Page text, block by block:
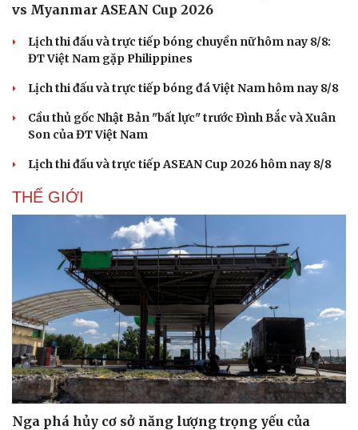
vs Myanmar ASEAN Cup 2026
Lịch thi đấu và trực tiếp bóng chuyền nữ hôm nay 8/8:
ĐT Việt Nam gặp Philippines
Lịch thi đấu và trực tiếp bóng đá Việt Nam hôm nay 8/8
Cầu thủ gốc Nhật Bản "bất lực" trước Đình Bắc và Xuân
Son của ĐT Việt Nam
Lịch thi đấu và trực tiếp ASEAN Cup 2026 hôm nay 8/8
THẾ GIỚI
Nga phá hủy cơ sở năng lượng trọng yếu của